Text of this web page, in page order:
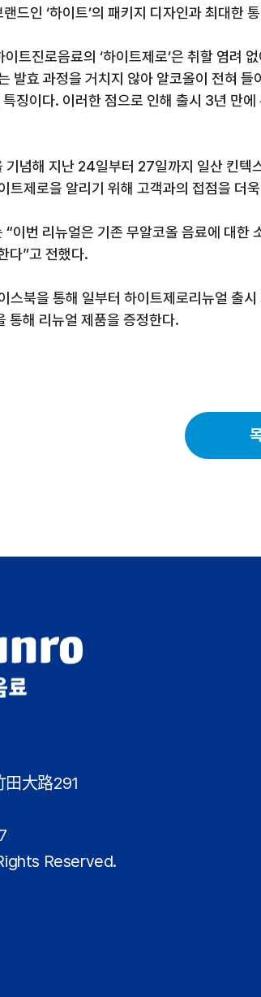
드인 ‘하이트’의 패키지 디자인과 최대한
트진로음료의 ‘하이트제로’은 취할 염려
발효 과정을 거치지 않아 알코올이 전혀 들
징이다. 이러한 점으로 인해 출시 3년 만에
기념해 지난 24일부터 27일까지 일산 킨텍
트제로을 알리기 위해 고객과의 접점을 더
“이번 리뉴얼은 기존 무알코올 음료에 대한
다”고 전했다.
스북을 통해 일부터 하이트제로리뉴얼 출
통해 리뉴얼 제품을 증정한다.
大路291
Reserved.